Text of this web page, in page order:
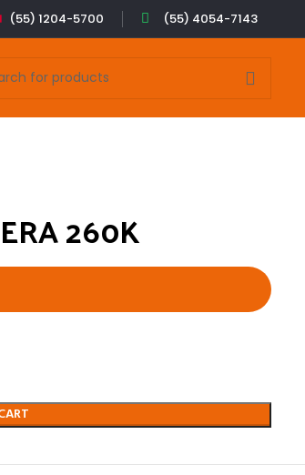
(55) 1204-5700 (55) 4054-7143
260K